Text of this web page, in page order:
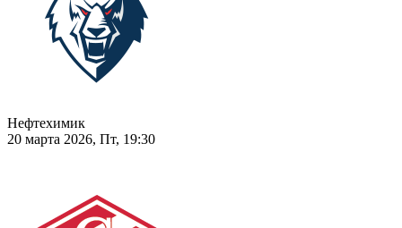
Нефтехимик
20 марта 2026, Пт, 19:30